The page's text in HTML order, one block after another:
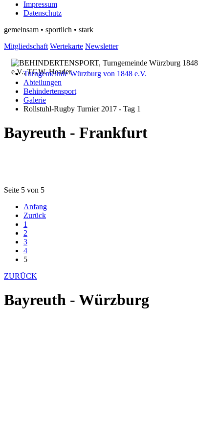
Impressum
Datenschutz
gemeinsam • sportlich • stark
Mitgliedschaft Wertekarte Newsletter
Turngemeinde Würzburg von 1848 e.V.
Abteilungen
Behindertensport
Galerie
Rollstuhl-Rugby Turnier 2017 - Tag 1
Bayreuth - Frankfurt
Seite 5 von 5
Anfang
Zurück
1
2
3
4
5
ZURÜCK
Bayreuth - Würzburg